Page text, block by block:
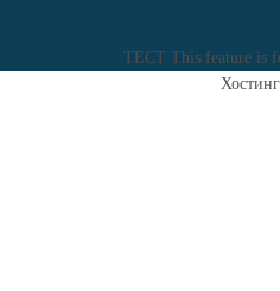
ТЕСТ This feature is